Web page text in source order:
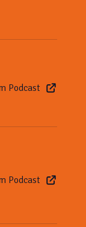
Podcast
Podcast